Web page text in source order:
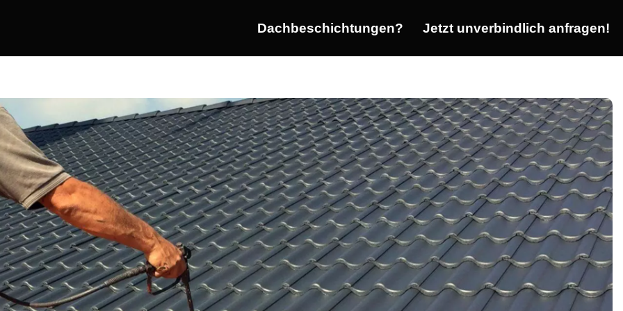
Dachbeschichtungen? Jetzt unverbindlich anfragen!